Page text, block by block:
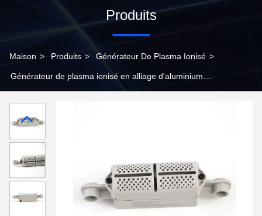
Produits
Maison > Produits > Générateur De Plasma Ionisé >
Générateur de plasma ionisé en alliage d'aluminium